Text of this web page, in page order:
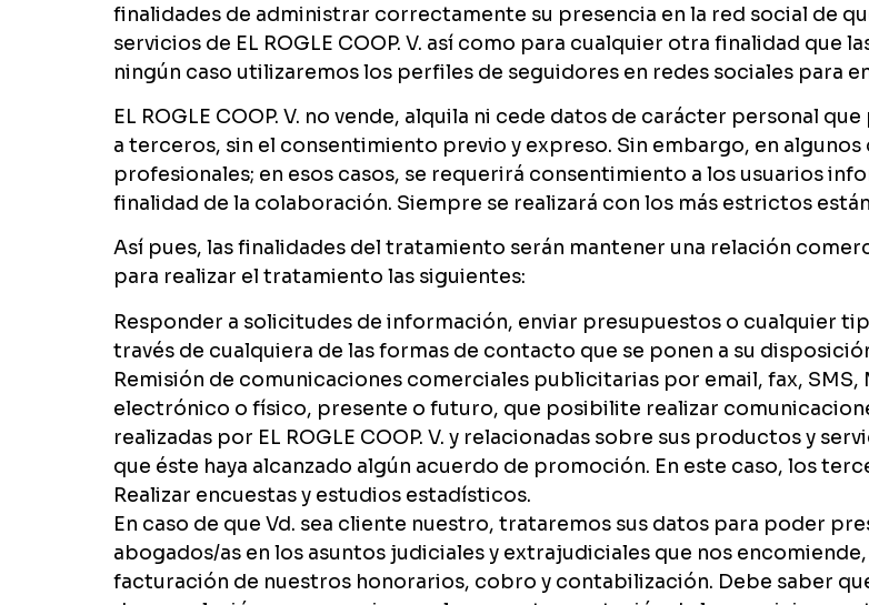
finalidades de administrar correctamente su presencia en la red social de
servicios de EL ROGLE COOP. V. así como para cualquier otra finalidad que
ningún caso utilizaremos los perfiles de seguidores en redes sociales para
EL ROGLE COOP. V. no vende, alquila ni cede datos de carácter personal
a terceros, sin el consentimiento previo y expreso. Sin embargo, en
profesionales; en esos casos, se requerirá consentimiento a los usuarios
finalidad de la colaboración. Siempre se realizará con los más estrictos
Así pues, las finalidades del tratamiento serán mantener una relación
para realizar el tratamiento las siguientes:
Responder a solicitudes de información, enviar presupuestos o cualquier
través de cualquiera de las formas de contacto que se ponen a su
Remisión de comunicaciones comerciales publicitarias por email, fax,
electrónico o físico, presente o futuro, que posibilite realizar
realizadas por EL ROGLE COOP. V. y relacionadas sobre sus productos y
que éste haya alcanzado algún acuerdo de promoción. En este caso, los
Realizar encuestas y estudios estadísticos.
En caso de que Vd. sea cliente nuestro, trataremos sus datos para poder
abogados/as en los asuntos judiciales y extrajudiciales que nos
facturación de nuestros honorarios, cobro y contabilización. Debe saber